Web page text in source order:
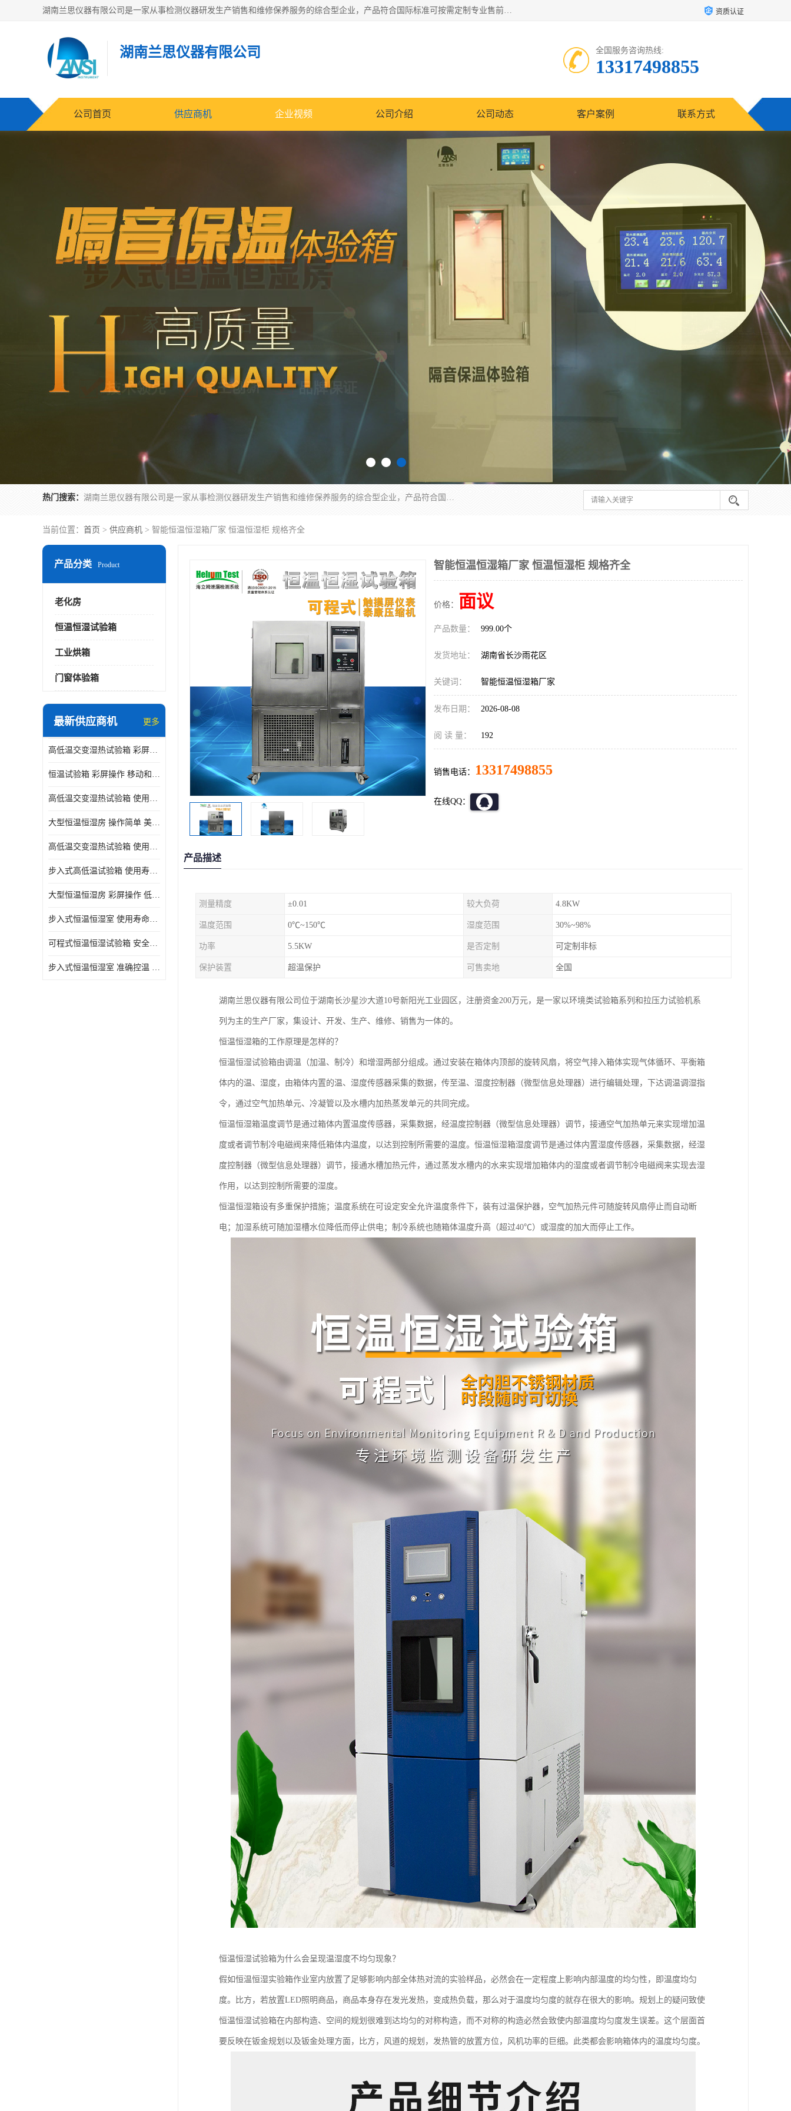
湖南兰思仪器有限公司是一家从事检测仪器研发生产销售和维修保养服务的综合型企业，产品符合国际标准可按需定制专业售前售后工程师，主要有门窗性能体验箱、门窗隔音展示箱、恒温恒湿试验箱、步入式恒温恒湿房、高低温试验箱、老化试验箱、老化试验房、恒温恒湿培养箱、水泥标准养护试验箱、电热鼓风干燥试验箱、真空干燥箱、工业烤箱、盐雾腐蚀试验箱等。 资质认证
湖南兰思仪器有限公司 全国服务咨询热线:
13317498855
公司首页 供应商机 企业视频 公司介绍 公司动态 客户案例 联系方式
热门搜索： 湖南兰思仪器有限公司是一家从事检测仪器研发生产销售和维修保养服务的综合型企业，产品符合国际标准可按需定制专业售前售后工程师，主要有门窗性能体验箱、门窗隔音展示箱、恒温恒湿试验箱、步入式恒温恒湿房、高低温试验箱、老化试验箱、老化试验房、恒温恒湿培养箱、水泥标准养护试验箱、电热鼓风干燥试验箱、真空干燥箱、工业烤箱、盐雾腐蚀试验箱等。
当前位置： 首页 > 供应商机 > 智能恒温恒湿箱厂家 恒温恒湿柜 规格齐全
产品分类 Product
老化房
恒温恒湿试验箱
工业烘箱
门窗体验箱
最新供应商机 更多
高低温交变湿热试验箱 彩屏操作 移动和放置方便
恒温试验箱 彩屏操作 移动和放置方便
高低温交变湿热试验箱 使用寿命长 优良外油漆
大型恒温恒湿房 操作简单 美观实用 清洁更方便
高低温交变湿热试验箱 使用寿命长 造型美观大方新颖
步入式高低温试验箱 使用寿命长 低耗电量 平稳电流
大型恒温恒湿房 彩屏操作 低耗电量 平稳电流
步入式恒温恒湿室 使用寿命长 移动和放置方便
可程式恒温恒湿试验箱 安全可靠 美观实用 清洁更方便
步入式恒温恒湿室 准确控温 试验周期自动化程度高
智能恒温恒湿箱厂家 恒温恒湿柜 规格齐全
价格： 面议
产品数量： 999.00个
发货地址： 湖南省长沙雨花区
关键词： 智能恒温恒湿箱厂家
发布日期： 2026-08-08
阅 读 量： 192
销售电话： 13317498855
在线QQ：
产品描述
测量精度 ±0.01 较大负荷 4.8KW
温度范围 0℃~150℃ 湿度范围 30%~98%
功率 5.5KW 是否定制 可定制非标
保护装置 超温保护 可售卖地 全国
湖南兰思仪器有限公司位于湖南长沙星沙大道10号新阳光工业园区，注册资金200万元，是一家以环境类试验箱系列和拉压力试验机系
列为主的生产厂家，集设计、开发、生产、维修、销售为一体的。
恒温恒湿箱的工作原理是怎样的？
恒温恒湿试验箱由调温（加温、制冷）和增湿两部分组成。通过安装在箱体内顶部的旋转风扇，将空气排入箱体实现气体循环、平衡箱
体内的温、湿度，由箱体内置的温、湿度传感器采集的数据，传至温、湿度控制器（微型信息处理器）进行编辑处理，下达调温调湿指
令，通过空气加热单元、冷凝管以及水槽内加热蒸发单元的共同完成。
恒温恒湿箱温度调节是通过箱体内置温度传感器，采集数据，经温度控制器（微型信息处理器）调节，接通空气加热单元来实现增加温
度或者调节制冷电磁阀来降低箱体内温度，以达到控制所需要的温度。恒温恒湿箱湿度调节是通过体内置湿度传感器，采集数据，经湿
度控制器（微型信息处理器）调节，接通水槽加热元件，通过蒸发水槽内的水来实现增加箱体内的湿度或者调节制冷电磁阀来实现去湿
作用，以达到控制所需要的湿度。
恒温恒湿箱设有多重保护措施；温度系统在可设定安全允许温度条件下，装有过温保护器，空气加热元件可随旋转风扇停止而自动断
电；加湿系统可随加湿槽水位降低而停止供电；制冷系统也随箱体温度升高（超过40℃）或湿度的加大而停止工作。
恒温恒湿试验箱为什么会呈现温湿度不均匀现象？
假如恒温恒湿实验箱作业室内放置了足够影响内部全体热对流的实验样品，必然会在一定程度上影响内部温度的均匀性，即温度均匀
度。比方，若放置LED照明商品，商品本身存在发光发热，变成热负载，那么对于温度均匀度的就存在很大的影响。规划上的疑问致使
恒温恒湿试验箱在内部构造、空间的规划很难到达均匀的对称构造，而不对称的构造必然会致使内部温度均匀度发生误差。这个层面首
要反映在钣金规划以及钣金处理方面，比方，风道的规划，发热管的放置方位，风机功率的巨细。此类都会影响箱体内的温度均匀度。